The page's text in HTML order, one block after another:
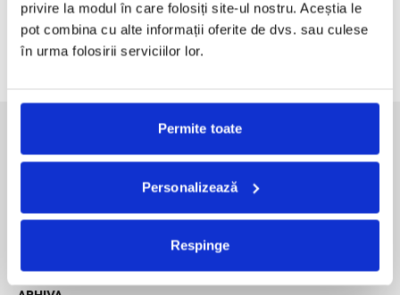
privire la modul în care folosiți site-ul nostru. Aceștia le
pot combina cu alte informații oferite de dvs. sau culese
în urma folosirii serviciilor lor.
Permite toate
Personalizează
Respinge
desenate intra in muzeu
The Outsider. Andreea Macri. 13 ani de fotografie de moda
intr-o expozitie.
POLITICA DE CONFIDENTIALITATE
INFO + TERMENI SI CONDITII
POLITICA DE COOKIES